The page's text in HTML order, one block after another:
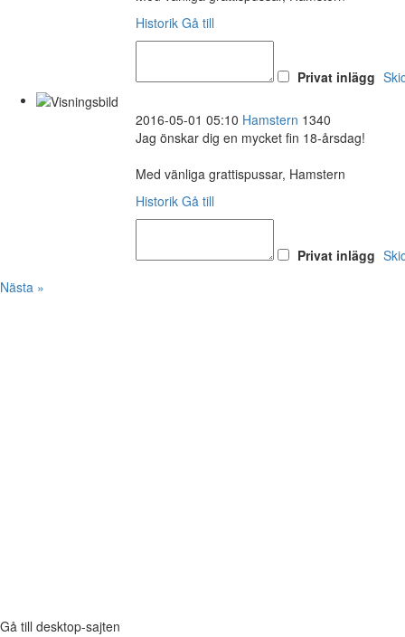
Historik Gå till
Privat inlägg
2016-05-01 05:10 Hamstern 1340
Jag önskar dig en mycket fin 18-årsdag!
Med vänliga grattispussar, Hamstern
Historik Gå till
Privat inlägg
Nästa »
Gå till desktop-sajten